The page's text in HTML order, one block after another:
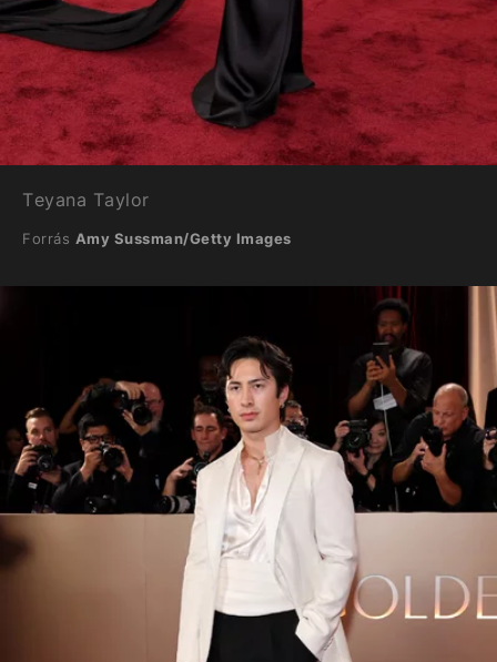
Teyana Taylor
Forrás Amy Sussman/Getty Images